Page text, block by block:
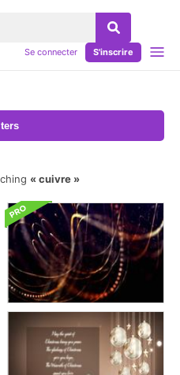
Se connecter S'inscrire
cuivre